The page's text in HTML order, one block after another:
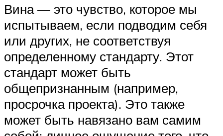
Вина — это чувство, которое мы
испытываем, если подводим себя
или других, не соответствуя
определенному стандарту. Этот
стандарт может быть
общепризнанным (например,
просрочка проекта). Это также
может быть навязано вам самим